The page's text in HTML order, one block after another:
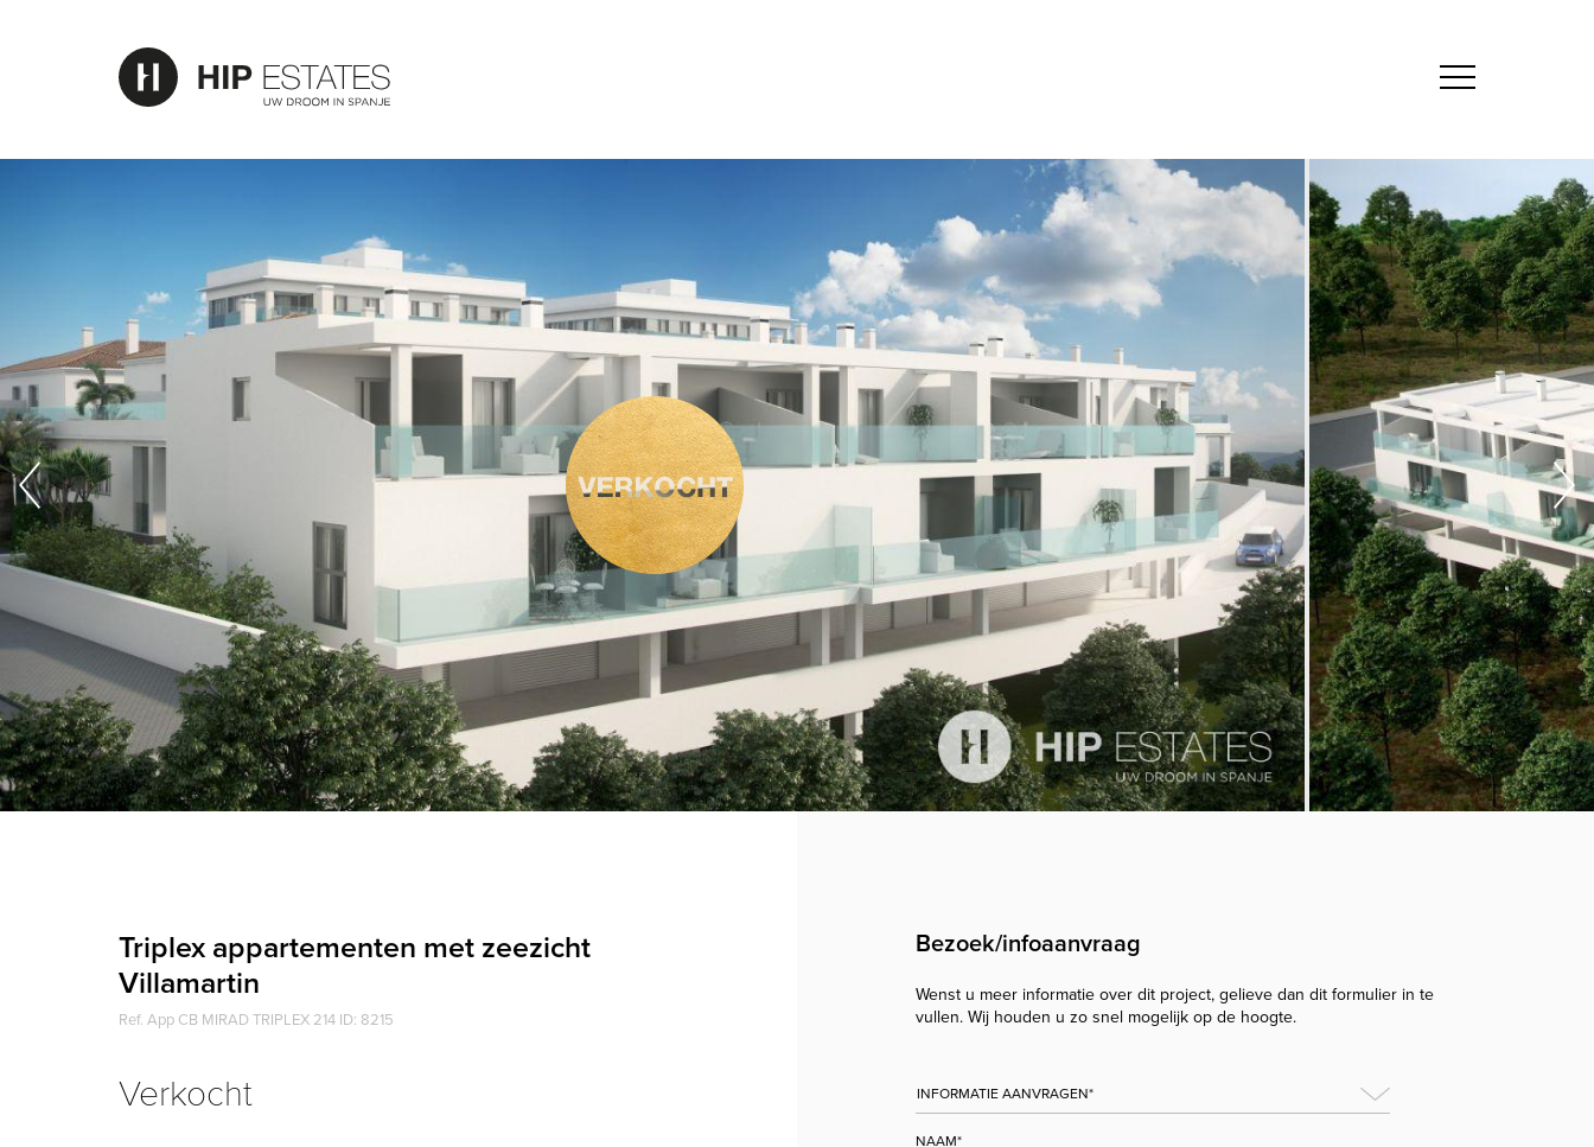
Triplex appartementen met zeezicht
Villamartin
Ref. App CB MIRAD TRIPLEX 214 ID: 8215
Verkocht
Bezoek/infoaanvraag
Wenst u meer informatie over dit project, gelieve dan dit formulier in te
vullen. Wij houden u zo snel mogelijk op de hoogte.